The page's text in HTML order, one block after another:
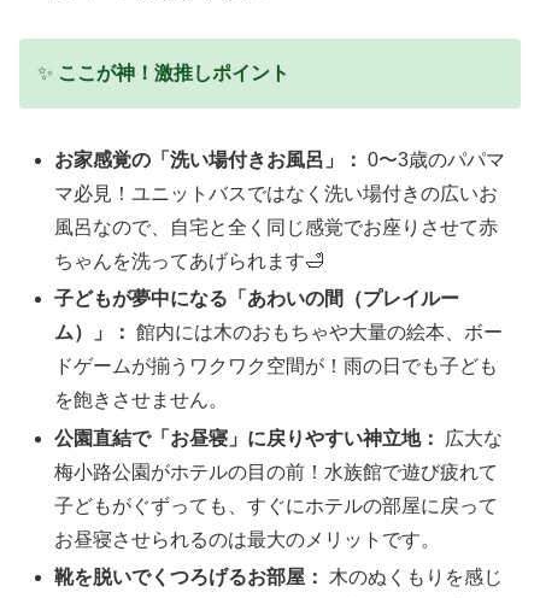
✨ ここが神！激推しポイント
お家感覚の「洗い場付きお風呂」： 0〜3歳のパパマ
マ必見！ユニットバスではなく洗い場付きの広いお
風呂なので、自宅と全く同じ感覚でお座りさせて赤
ちゃんを洗ってあげられます🛁
子どもが夢中になる「あわいの間（プレイルー
ム）」： 館内には木のおもちゃや大量の絵本、ボー
ドゲームが揃うワクワク空間が！雨の日でも子ども
を飽きさせません。
公園直結で「お昼寝」に戻りやすい神立地：
広大な
梅小路公園がホテルの目の前！水族館で遊び疲れて
子どもがぐずっても、すぐにホテルの部屋に戻って
お昼寝させられるのは最大のメリットです。
靴を脱いでくつろげるお部屋：
木のぬくもりを感じ